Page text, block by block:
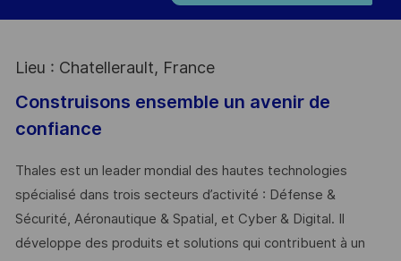
Lieu : Chatellerault, France
Construisons ensemble un avenir de
confiance
Thales est un leader mondial des hautes technologies
spécialisé dans trois secteurs d’activité : Défense &
Sécurité, Aéronautique & Spatial, et Cyber & Digital. Il
développe des produits et solutions qui contribuent à un